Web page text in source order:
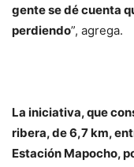
gente se dé cuenta
perdiendo”, agrega.
La iniciativa, que
ribera, de 6,7 km,
Estación Mapocho,